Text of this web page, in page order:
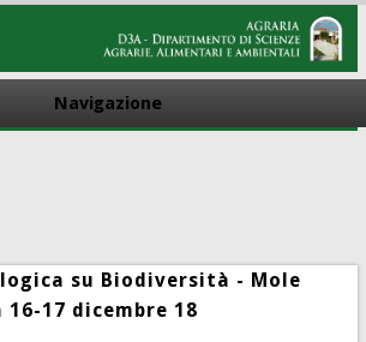
Navigazione
su Biodiversità - Mole
17 dicembre 18